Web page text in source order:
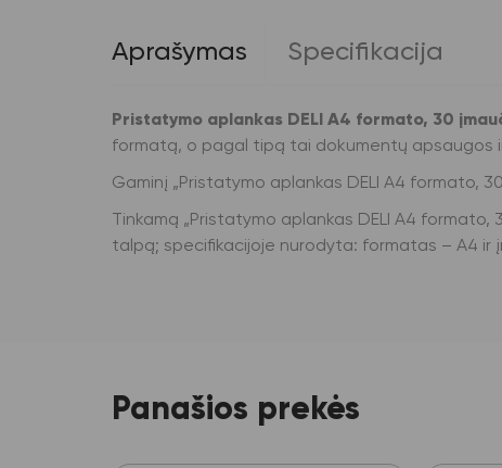
Aprašymas Specifikacija
Pristatymo aplankas DELI A4 formato, 30
formatą, o pagal tipą tai dokumentų apsaugos
Gaminį „Pristatymo aplankas DELI A4 formato,
Tinkamą „Pristatymo aplankas DELI A4
talpą; specifikacijoje nurodyta: formatas – A4 ir
Panašios prekės